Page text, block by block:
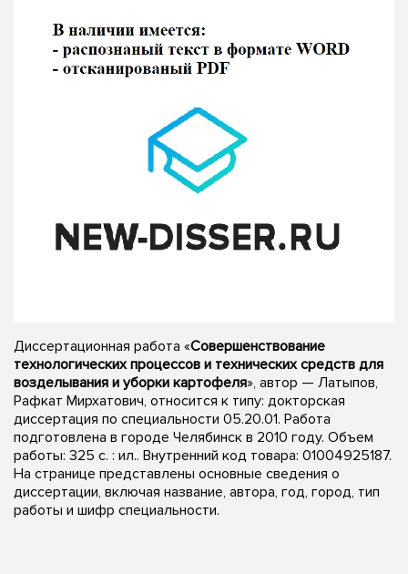
Диссертационная работа «Совершенствование
технологических процессов и технических средств для
возделывания и уборки картофеля», автор — Латыпов,
Рафкат Мирхатович, относится к типу: докторская
диссертация по специальности 05.20.01. Работа
подготовлена в городе Челябинск в 2010 году. Объем
работы: 325 с. : ил.. Внутренний код товара: 01004925187.
На странице представлены основные сведения о
диссертации, включая название, автора, год, город, тип
работы и шифр специальности.